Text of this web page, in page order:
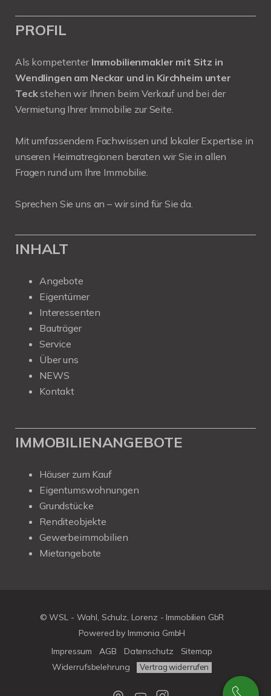
PROFIL
Als kompetenter Immobilienmakler mit Sitz in
Wendlingen am Neckar und in Kirchheim unter
Teckstehen wir Ihnen beim Verkauf und bei der
Vermietung Ihrer Immobilie zur Seite.
Mit umfassendem Fachwissen und lokaler Expertise in
unseren Heimatregionen beraten wir Sie in allen
Fragen rund um Ihre Immobilie.
Sprechen Sie uns an – wir sind für Sie da.
INHALT
Angebote
Eigentümer
Interessenten
Bauträger
Service
Über uns
NEWS
Kontakt
IMMOBILIENANGEBOTE
Häuser zum Kauf
Eigentumswohnungen
Grundstücke
Renditeobjekte
Gewerbeimmobilien
Mietangebote
© WSL - Wahl, Schulz, Lorenz - Immobilien GbR
Powered by Immonia GmbH
Impressum
AGB Datenschutz
Sitemap
Widerrufsbelehrung
Vertrag widerrufen